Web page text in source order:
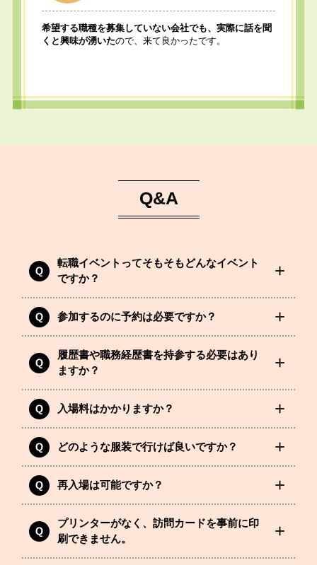
希望する職種を募集していない会社でも、実際に話を聞
くと興味が湧いたので、来て良かったです。
Q&A
転職イベントってそもそもどんなイベント
ですか？
参加するのに予約は必要ですか？
履歴書や職務経歴書を持参する必要はあり
ますか？
入場料はかかりますか？
どのような服装で行けば良いですか？
再入場は可能ですか？
プリンターがなく、訪問カードを事前に印
刷できません。